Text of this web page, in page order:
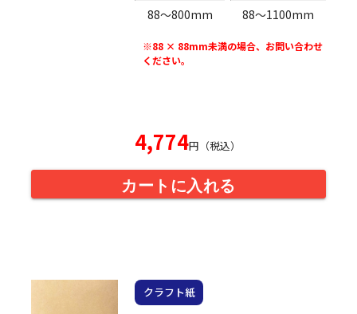
88〜800mm
88〜1100mm
※88 × 88mm未満の場合、お問い合わせ
ください。
4,774円（税込）
カートに入れる
クラフト紙